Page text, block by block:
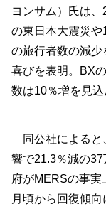
ヨンサム）氏は
の東日本大震災
の旅行者数の減少
喜びを表明。BX
数は10％増を見込
同公社によると
響で21.3％減の
府がMERSの事
月頃から回復傾